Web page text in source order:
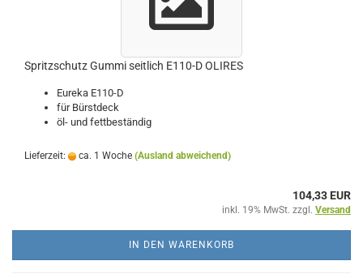
Spritzschutz Gummi seitlich E110-D OLIRES
Eureka E110-D
für Bürstdeck
öl- und fettbeständig
Lieferzeit: ca. 1 Woche (Ausland abweichend)
104,33 EUR
inkl. 19% MwSt. zzgl. Versand
IN DEN WARENKORB